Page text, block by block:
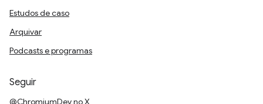
Estudos de caso
Arquivar
Podcasts e programas
Seguir
@ChromiumDev no X